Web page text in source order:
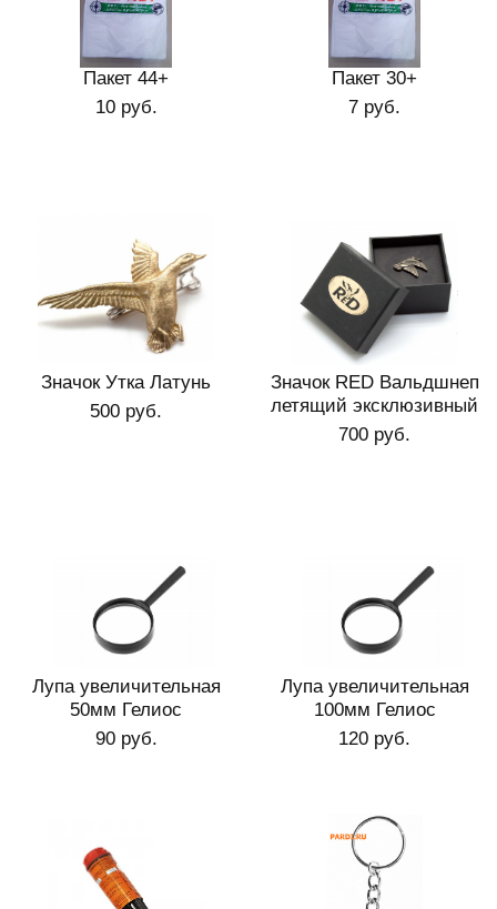
Пакет 44+
10 руб.
Пакет 30+
7 руб.
Значок Утка Латунь
500 руб.
Значок RED Вальдшнеп
летящий эксклюзивный
700 руб.
Лупа увеличительная
50мм Гелиос
90 руб.
Лупа увеличительная
100мм Гелиос
120 руб.